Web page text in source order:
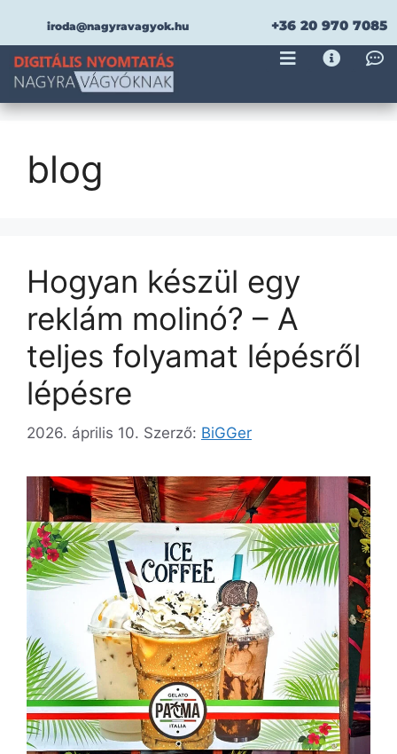
iroda@nagyravagyok.hu +36 20 970 7085
blog
Hogyan készül egy
reklám molinó? – A
teljes folyamat lépésről
lépésre
2026. április 10. Szerző: BiGGer